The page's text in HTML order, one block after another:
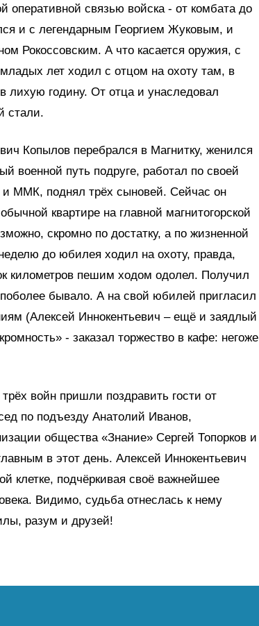
оперативной связью войска - от комбата до
и с легендарным Георгием Жуковым, и
Рокоссовским. А что касается оружия, с
лет ходил с отцом на охоту там, в
лихую годину. От отца и унаследовал
стали.
Копылов перебрался в Магнитку, женился
военной путь подруге, работал по своей
и ММК, поднял трёх сыновей. Сейчас он
квартире на главной магнитогорской
скромно по достатку, а по жизненной
до юбилея ходил на охоту, правда,
километров пешим ходом одолел. Получил
бывало. А на свой юбилей пригласил
(Алексей Иннокентьевич – ещё и заядлый
- заказал торжество в кафе: негоже
войн пришли поздравить гости от
по подъезду Анатолий Иванов,
общества «Знание» Сергей Топорков и
в этот день. Алексей Иннокентьевич
клетке, подчёркивая своё важнейшее
Видимо, судьба отнеслась к нему
разум и друзей!